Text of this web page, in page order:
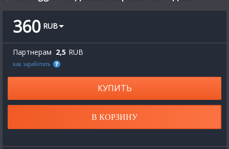
360 RUB
Партнерам 2,5 RUB
как заработать
КУПИТЬ
В КОРЗИНУ